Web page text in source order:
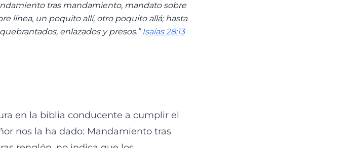
tras mandamiento, mandato sobre
línea, un poquito allí, otro poquito allá; hasta
enlazados y presos.” Isaías 28:13
en la biblia conducente a cumplir el
nos la ha dado: Mandamiento tras